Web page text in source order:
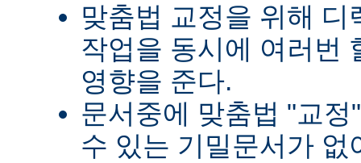
맞춤법 교정을 위해
작업을 동시에 여러번
영향을 준다.
문서중에 맞춤법 "교
수 있는 기밀문서가 없